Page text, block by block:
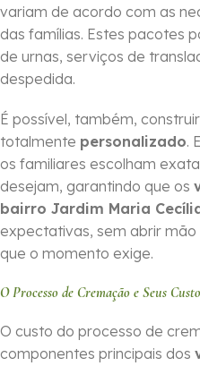
variam de acordo com as
das famílias. Estes pacotes
de urnas, serviços de
despedida.
É possível, também,
totalmente personalizado.
os familiares escolham
desejam, garantindo que os
bairro Jardim Maria
expectativas, sem abrir
que o momento exige.
O Processo de Cremação e Seus
O custo do processo de
componentes principais dos